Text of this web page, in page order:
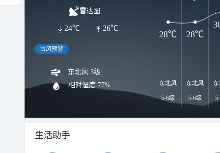
雷达图
26℃
24℃
台风预警
东北风 3级
相对湿度 77% 东北风
5-6级
东北风
5-6级
28℃ 28℃
生活助手